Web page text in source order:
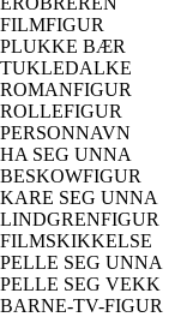
FILMFIGUR
PLUKKE BÆR
TUKLEDALKE
ROMANFIGUR
ROLLEFIGUR
PERSONNAVN
HA SEG UNNA
BESKOWFIGUR
KARE SEG UNNA
LINDGRENFIGUR
FILMSKIKKELSE
PELLE SEG UNNA
PELLE SEG VEKK
BARNE-TV-FIGUR